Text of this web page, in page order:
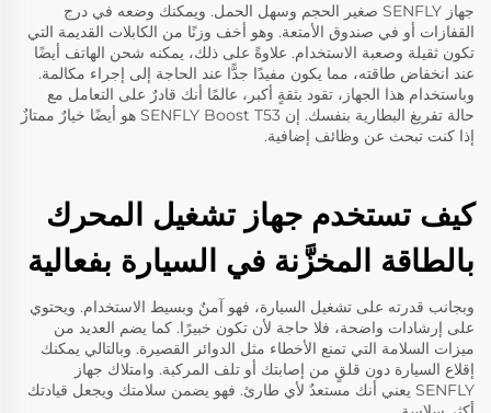
جهاز SENFLY صغير الحجم وسهل الحمل. ويمكنك وضعه في درج
القفازات أو في صندوق الأمتعة. وهو أخف وزنًا من الكابلات القديمة التي
تكون ثقيلة وصعبة الاستخدام. علاوةً على ذلك، يمكنه شحن الهاتف أيضًا
عند انخفاض طاقته، مما يكون مفيدًا جدًّا عند الحاجة إلى إجراء مكالمة.
وباستخدام هذا الجهاز، تقود بثقةٍ أكبر، عالمًا أنك قادرٌ على التعامل مع
حالة تفريغ البطارية بنفسك. إن SENFLY Boost T53 هو أيضًا خيارٌ ممتازٌ
إذا كنت تبحث عن وظائف إضافية.
كيف تستخدم جهاز تشغيل المحرك
بالطاقة المخزَّنة في السيارة بفعالية
وبجانب قدرته على تشغيل السيارة، فهو آمنٌ وبسيط الاستخدام. ويحتوي
على إرشادات واضحة، فلا حاجة لأن تكون خبيرًا. كما يضم العديد من
ميزات السلامة التي تمنع الأخطاء مثل الدوائر القصيرة. وبالتالي يمكنك
إقلاع السيارة دون قلقٍ من إصابتك أو تلف المركبة. وامتلاك جهاز
SENFLY يعني أنك مستعدٌ لأي طارئ. فهو يضمن سلامتك ويجعل قيادتك